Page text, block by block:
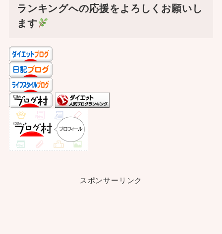
ランキングへの応援をよろしくお願いし
ます
スポンサーリンク